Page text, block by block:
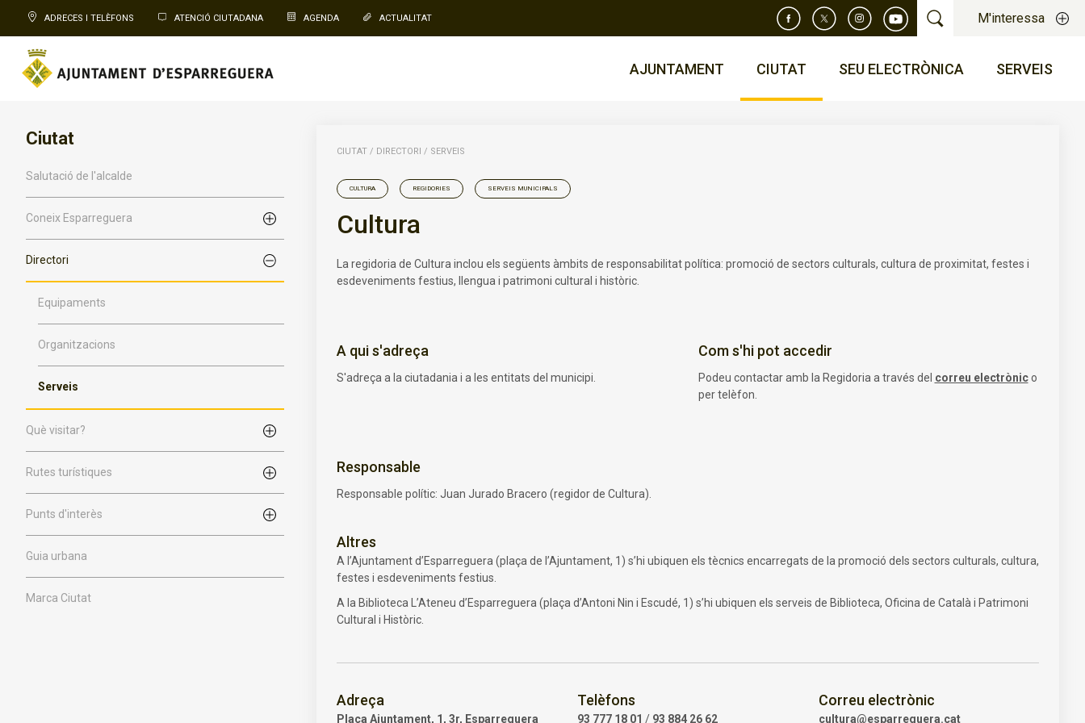
ADRECES I TELÈFONS ATENCIÓ CIUTADANA AGENDA ACTUALITAT M'interessa
AJUNTAMENT CIUTAT SEU ELECTRÒNICA SERVEIS
Ciutat
Salutació de l'alcalde
Coneix Esparreguera
Directori
Equipaments
Organitzacions
Serveis
Què visitar?
Rutes turístiques
Punts d'interès
Guia urbana
Marca Ciutat
CIUTAT / DIRECTORI / SERVEIS
CULTURA REGIDORIES SERVEIS MUNICIPALS
Cultura
La regidoria de Cultura inclou els següents àmbits de responsabilitat política: promoció de sectors culturals, cultura de proximitat, festes i
esdeveniments festius, llengua i patrimoni cultural i històric.
A qui s'adreça
S'adreça a la ciutadania i a les entitats del municipi.
Com s'hi pot accedir
Podeu contactar amb la Regidoria a través del correu electrònico
per telèfon.
Responsable
Responsable polític: Juan Jurado Bracero (regidor de Cultura).
Altres
A l’Ajuntament d’Esparreguera (plaça de l’Ajuntament, 1) s’hi ubiquen els tècnics encarregats de la promoció dels sectors culturals, cultura,
festes i esdeveniments festius.
A la Biblioteca L’Ateneu d’Esparreguera (plaça d’Antoni Nin i Escudé, 1) s’hi ubiquen els serveis de Biblioteca, Oficina de Català i Patrimoni
Cultural i Històric.
Adreça
Plaça Ajuntament, 1, 3r, Esparreguera
Telèfons
93 777 18 01 / 93 884 26 62
Correu electrònic
cultura@esparreguera.cat